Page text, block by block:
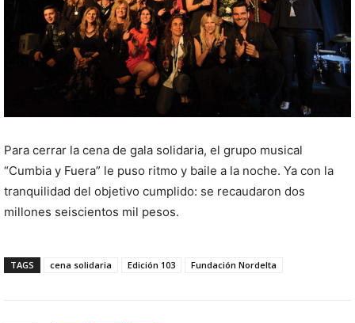
Para cerrar la cena de gala solidaria, el grupo musical
“Cumbia y Fuera” le puso ritmo y baile a la noche. Ya con la
tranquilidad del objetivo cumplido: se recaudaron dos
millones seiscientos mil pesos.
TAGS cena solidaria Edición 103 Fundación Nordelta